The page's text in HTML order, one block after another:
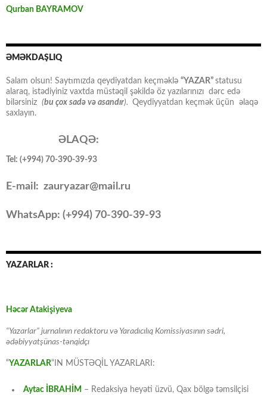
Qurban BAYRAMOV
ƏMƏKDAŞLIQ
Salam olsun! Saytımızda qeydiyatdan keçməklə “YAZAR” statusu
alaraq, istədiyiniz vaxtda müstəqil şəkildə öz yazılarınızı dərc edə
bilərsiniz (bu çox sadə və asandır). Qeydiyyatdan keçmək üçün əlaqə
saxlayın.
ƏLAQƏ:
Tel: (+994) 70-390-39-93
E-mail: zauryazar@mail.ru
WhatsApp: (+994) 70-390-39-93
YAZARLAR :
Həcər Atakişiyeva
“Yazarlar” jurnalının redaktoru və Yaradıcılıq Komissiyasının sədri,
ədəbiyyatşünas-tənqidçı
“YAZARLAR“IN MÜSTƏQİL YAZARLARI:
Aytac İBRAHİM – Redaksiya heyəti üzvü, Qax bölgə təmsilçisi